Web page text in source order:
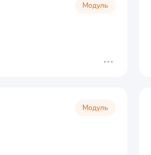
Модуль
Модуль